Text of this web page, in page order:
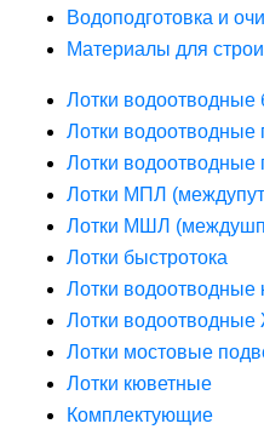
Водоподготовка и
Материалы для
Лотки водоотводные
Лотки водоотводные
Лотки
Лотки МПЛ
Лотки МШЛ
Лотки быстротока
Лотки водоотводные
Лотки
Лотки мостовые
Лотки кюветные
Комплектующие